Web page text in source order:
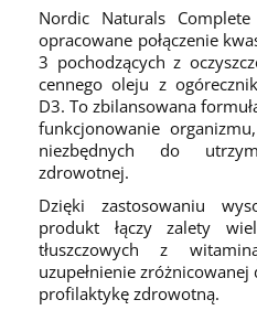
Nordic Naturals
opracowane połączenie
3 pochodzących z
cennego oleju z
D3. To zbilansowana
funkcjonowanie
niezbędnych do
zdrowotnej.
Dzięki zastosowaniu
produkt łączy zalety
tłuszczowych z
uzupełnienie
profilaktykę zdrowotną.